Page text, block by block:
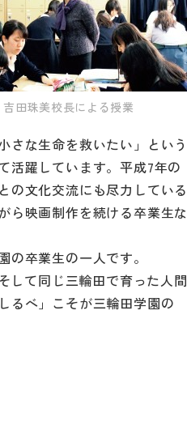
吉田珠美校長による授業
さな生命を救いたい」という
活躍しています。平成7年の
の文化交流にも尽力している
ら映画制作を続ける卒業生な
卒業生の一人です。
して同じ三輪田で育った人間
るべ」こそが三輪田学園の